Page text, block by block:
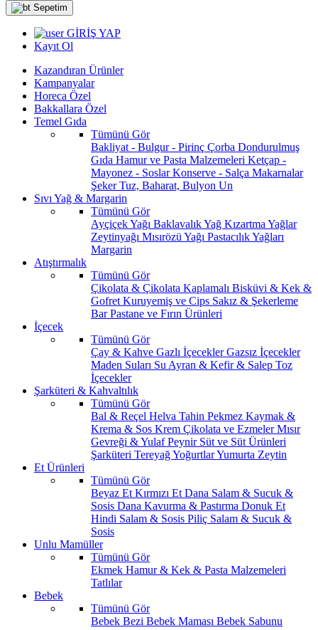
Sepetim
GİRİŞ YAP
Kayıt Ol
Kazandıran Ürünler
Kampanyalar
Horeca Özel
Bakkallara Özel
Temel Gıda
Tümünü Gör
Bakliyat - Bulgur - Pirinç Çorba Dondurulmuş
Gıda Hamur ve Pasta Malzemeleri Ketçap -
Mayonez - SoslarKonserve - Salça Makarnalar
ŞekerTuz, Baharat, Bulyon Un
Sıvı Yağ & Margarin
Tümünü Gör
Ayçiçek Yağı Baklavalık Yağ Kızartma Yağlar
Zeytinyağı Mısırözü Yağı Pastacılık Yağları
Margarin
Atıştırmalık
Tümünü Gör
Çikolata & Çikolata Kaplamalı Bisküvi & Kek &
Gofret Kuruyemiş ve Cips Sakız & Şekerleme
BarPastane ve Fırın Ürünleri
İçecek
Tümünü Gör
Çay & Kahve Gazlı İçeceklerGazsız İçecekler
Maden Suları Su Ayran & Kefir & Salep Toz
İçecekler
Şarküteri & Kahvaltılık
Tümünü Gör
Bal & Reçel Helva Tahin Pekmez Kaymak &
Krema & Sos Krem Çikolata ve EzmelerMısır
Gevreği & YulafPeynir Süt ve Süt Ürünleri
Şarküteri TereyağYoğurtlarYumurta Zeytin
Et Ürünleri
Tümünü Gör
Beyaz Et Kırmızı Et Dana Salam & Sucuk &
Sosis Dana Kavurma & Pastırma Donuk Et
Hindi Salam & Sosis Piliç Salam & Sucuk &
Sosis
Unlu Mamüller
Tümünü Gör
Ekmek Hamur & Kek & Pasta Malzemeleri
Tatlılar
Bebek
Tümünü Gör
Bebek Bezi Bebek Maması Bebek Sabunu